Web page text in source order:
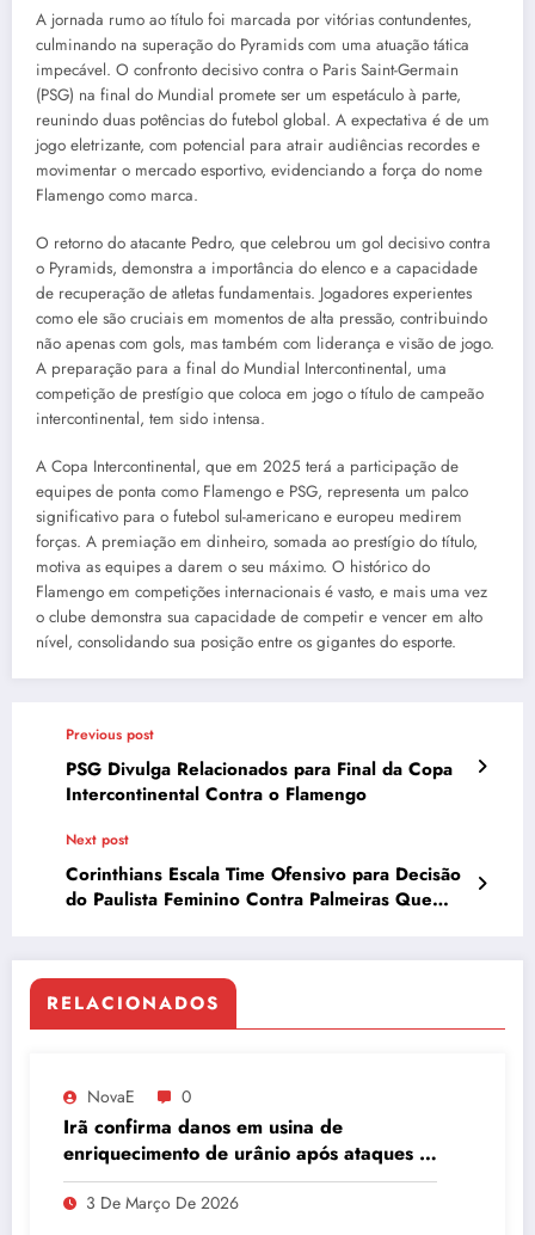
A jornada rumo ao título foi marcada por vitórias contundentes,
culminando na superação do Pyramids com uma atuação tática
impecável. O confronto decisivo contra o Paris Saint-Germain
(PSG) na final do Mundial promete ser um espetáculo à parte,
reunindo duas potências do futebol global. A expectativa é de um
jogo eletrizante, com potencial para atrair audiências recordes e
movimentar o mercado esportivo, evidenciando a força do nome
Flamengo como marca.
O retorno do atacante Pedro, que celebrou um gol decisivo contra
o Pyramids, demonstra a importância do elenco e a capacidade
de recuperação de atletas fundamentais. Jogadores experientes
como ele são cruciais em momentos de alta pressão, contribuindo
não apenas com gols, mas também com liderança e visão de jogo.
A preparação para a final do Mundial Intercontinental, uma
competição de prestígio que coloca em jogo o título de campeão
intercontinental, tem sido intensa.
A Copa Intercontinental, que em 2025 terá a participação de
equipes de ponta como Flamengo e PSG, representa um palco
significativo para o futebol sul-americano e europeu medirem
forças. A premiação em dinheiro, somada ao prestígio do título,
motiva as equipes a darem o seu máximo. O histórico do
Flamengo em competições internacionais é vasto, e mais uma vez
o clube demonstra sua capacidade de competir e vencer em alto
nível, consolidando sua posição entre os gigantes do esporte.
Previous post
PSG Divulga Relacionados para Final da Copa
Intercontinental Contra o Flamengo
Next post
Corinthians Escala Time Ofensivo para Decisão
do Paulista Feminino Contra Palmeiras Que
RELACIONADOS
NovaE 0
Irã confirma danos em usina de
enriquecimento de urânio após ataques e
embaixador evita detalhes sobre
quantidade de urânio enriquecido
3 De Março De 2026